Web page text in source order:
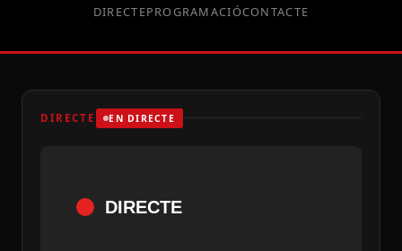
DIRECTEPROGRAMACIÓCONTACTE
DIRECTE EN DIRECTE
DIRECTE